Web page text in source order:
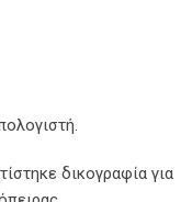
δικογραφία για